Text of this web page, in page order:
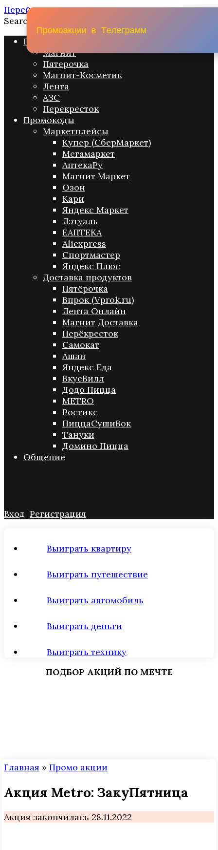
Перейти к содержанию
Search for:
Промо акции
Магнит
Пятерочка
Магнит-Косметик
Лента
АЗС
Перекресток
Промокоды
Маркетплейсы
Купер (СберМаркет)
Мегамаркет
АптекаРу
Магнит Маркет
Озон
Кари
Яндекс Маркет
Лэтуаль
ЕАПТЕКА
Aliexpress
Спортмастер
Яндекс Плюс
Доставка продуктов
Пятёрочка
Впрок (Vprok.ru)
Лента Онлайн
Магнит Доставка
Перёкресток
Самокат
Ашан
Яндекс Еда
ВкусВилл
Додо Пицца
METRO
Ростикс
ПиццаСушиВок
Тануки
Домино Пицца
Общение
Вход Регистрация
Выиграть квартиру
Выиграть путешествие
Выиграть автомобиль
Выиграть деньги
Выиграть технику
ПОДБОР АКЦИЙ ПО МЕЧТЕ
Главная » Промо акции
Акция Metro: ЗакуПятница
Акция закончилась 28.11.2022
Промоакции в Телеграмм